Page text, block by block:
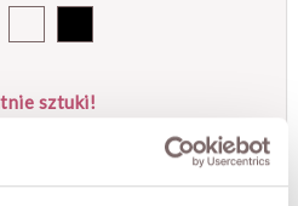
sztuki!
JEST NIEDOSTĘPNY
powiadomienie gdy będzie dostępny